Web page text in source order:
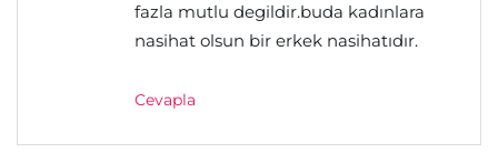
fazla mutlu degildir.buda kadınlara
nasihat olsun bir erkek nasihatıdır.
Cevapla